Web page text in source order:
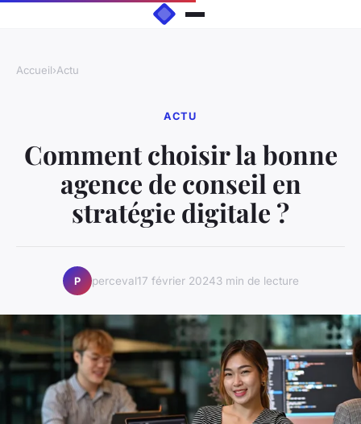
Accueil›Actu
ACTU
Comment choisir la bonne
agence de conseil en
stratégie digitale ?
P perceval17 février 20243 min de lecture